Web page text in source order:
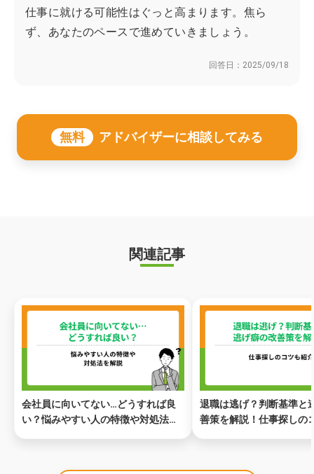
仕事に就ける可能性はぐっと高まります。焦ら
ず、あなたのペースで進めていきましょう。
回答日： 2025/09/18
無料 アドバイザーに相談してみる
関連記事
会社員に向いてない…どうすれば良
い？悩みやすい人の特徴や対処法を
退職は逃げ？判断基準と
善策を解説！仕事探しの